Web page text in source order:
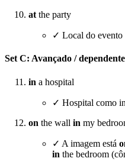
at the party
✓ Local do evento
Set C: Avançado /
in a hospital
✓ Hospital como
on the wall in my
✓ A imagem está
in the bedroom